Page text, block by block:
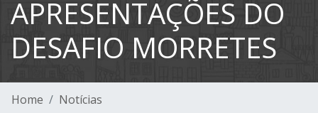
APRESENTAÇÕES DO
DESAFIO MORRETES
Home Notícias